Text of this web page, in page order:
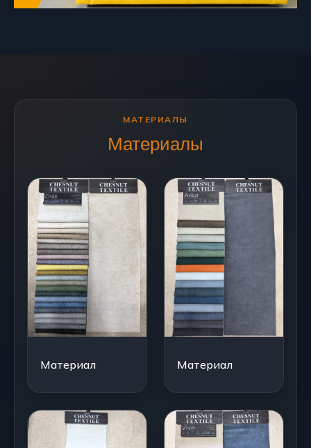
МАТЕРИАЛЫ
Материалы
Материал Материал